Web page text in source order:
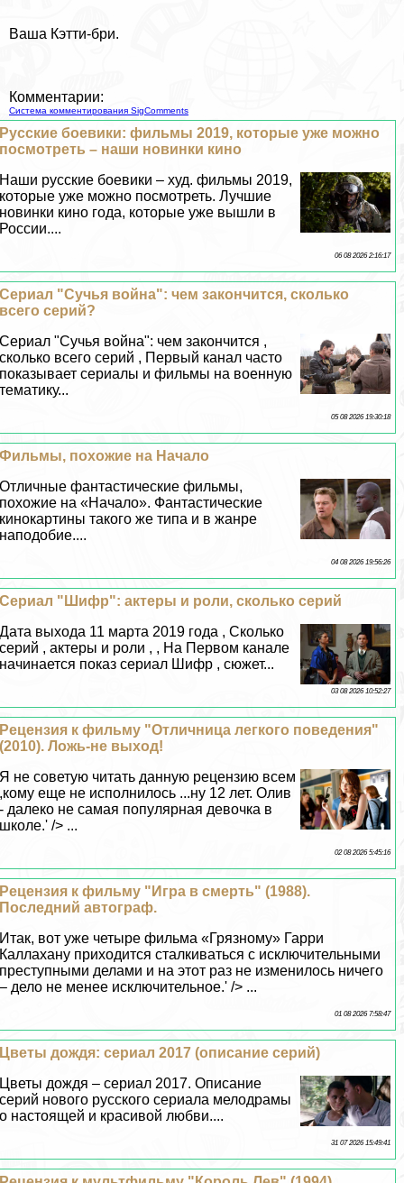
Ваша Кэтти-бри.
Комментарии:
Система комментирования SigComments
Русские боевики: фильмы 2019, которые уже можно
посмотреть – наши новинки кино
Наши русские боевики – худ. фильмы 2019,
которые уже можно посмотреть. Лучшие
новинки кино года, которые уже вышли в
России....
06 08 2026 2:16:17
Сериал "Сучья война": чем закончится, сколько
всего серий?
Сериал "Сучья война": чем закончится ,
сколько всего серий , Первый канал часто
показывает сериалы и фильмы на военную
тематику...
05 08 2026 19:30:18
Фильмы, похожие на Начало
Отличные фантастические фильмы,
похожие на «Начало». Фантастические
кинокартины такого же типа и в жанре
наподобие....
04 08 2026 19:56:26
Сериал "Шифр": актеры и роли, сколько серий
Дата выхода 11 марта 2019 года , Сколько
серий , актеры и роли , , На Первом канале
начинается показ сериал Шифр , сюжет...
03 08 2026 10:52:27
Рецензия к фильму "Отличница легкого поведения"
(2010). Ложь-не выход!
Я не советую читать данную рецензию всем
,кому еще не исполнилось ...ну 12 лет. Олив
- далеко не самая популярная дeвoчка в
школе.' /> ...
02 08 2026 5:45:16
Рецензия к фильму "Игра в cмepть" (1988).
Последний автограф.
Итак, вот уже четыре фильма «Грязному» Гарри
Каллахану приходится сталкиваться с исключительными
преступными делами и на этот раз не изменилось ничего
– дело не менее исключительное.' /> ...
01 08 2026 7:58:47
Цветы дождя: сериал 2017 (описание серий)
Цветы дождя – сериал 2017. Описание
серий нового русского сериала мелодрамы
о настоящей и красивой любви....
31 07 2026 15:49:41